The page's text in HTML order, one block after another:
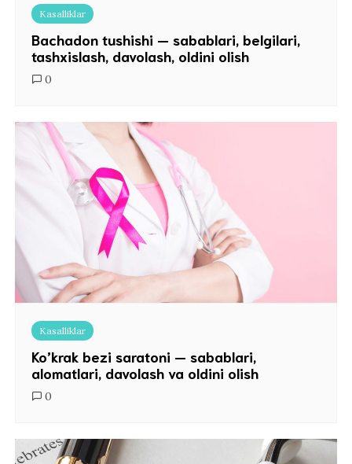
Kasalliklar
Bachadon tushishi — sabablari, belgilari,
tashxislash, davolash, oldini olish
0
Kasalliklar
Ko’krak bezi saratoni — sabablari,
alomatlari, davolash va oldini olish
0